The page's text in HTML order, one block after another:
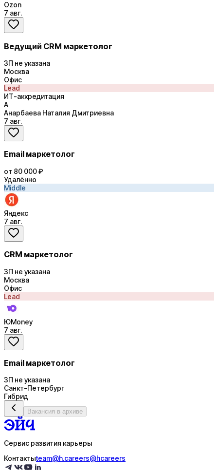
Ozon
7 авг.
Ведущий CRM маркетолог
ЗП не указана
Москва
Офис
Lead
ИТ-аккредитация
А
Анарбаева Наталия Дмитриевна
7 авг.
Email маркетолог
от 80 000 ₽
Удалённо
Middle
Яндекс
7 авг.
CRM маркетолог
ЗП не указана
Москва
Офис
Lead
ЮMoney
7 авг.
Email маркетолог
ЗП не указана
Санкт-Петербург
Гибрид
Вакансия в архиве
Сервис развития карьеры
Контактыteam@h.careers@hcareers